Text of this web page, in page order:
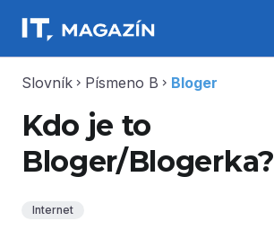
Slovník chevron_right Písmeno B chevron_right Bloger
Kdo je to
Bloger/Blogerka?
Internet